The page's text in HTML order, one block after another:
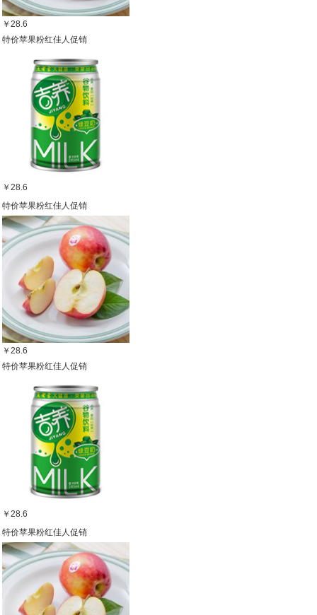
￥28.6
特价苹果粉红佳人促销
￥28.6
特价苹果粉红佳人促销
￥28.6
特价苹果粉红佳人促销
￥28.6
特价苹果粉红佳人促销